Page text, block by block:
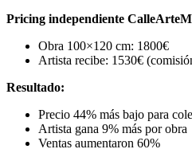
Pricing independiente
Obra 100×120 cm: 1800€
Artista recibe: 1530€
Resultado:
Precio 44% más bajo para
Artista gana 9% más por obra
Ventas aumentaron 60%